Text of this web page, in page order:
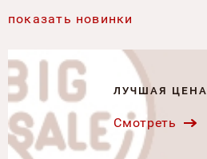
показать новинки
ЛУЧШАЯ ЦЕНА
Смотреть